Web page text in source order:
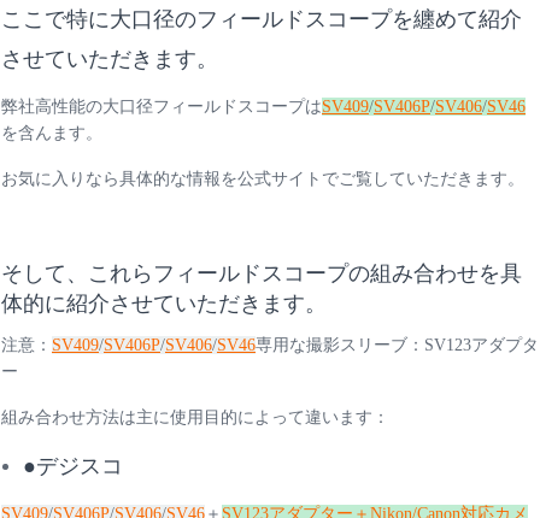
ここで特に大口径のフィールドスコープを纏めて紹介
させていただきます。
弊社高性能の大口径フィールドスコープはSV409/SV406P/SV406/SV46
を含んます。
お気に入りなら具体的な情報を公式サイトでご覧していただきます。
そして、これらフィールドスコープの組み合わせを具
体的に紹介させていただきます。
注意： SV409/SV406P/SV406/SV46専用な撮影スリーブ：SV123アダプタ
ー
組み合わせ方法は主に使用目的によって違います：
●デジスコ
SV409/SV406P/SV406/SV46 ＋ SV123アダプター＋Nikon/Canon対応カメ